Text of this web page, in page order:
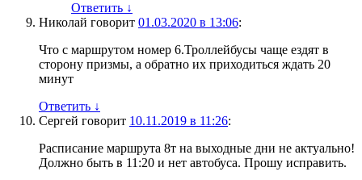
Ответить ↓
Николай говорит 01.03.2020 в 13:06:
Что с маршрутом номер 6.Троллейбусы чаще ездят в
сторону призмы, а обратно их приходиться ждать 20
минут
Ответить ↓
Сергей говорит 10.11.2019 в 11:26:
Расписание маршрута 8т на выходные дни не актуально!
Должно быть в 11:20 и нет автобуса. Прошу исправить.